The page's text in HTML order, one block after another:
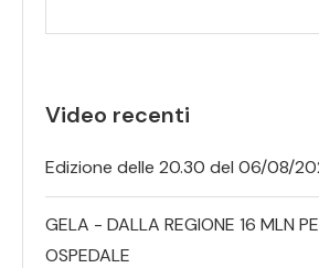
Video recenti
Edizione delle 20.30 del 06/08/
GELA - DALLA REGIONE 16 MLN
OSPEDALE